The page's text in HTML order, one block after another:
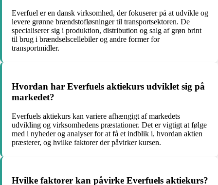
Everfuel er en dansk virksomhed, der fokuserer på at udvikle og
levere grønne brændstofløsninger til transportsektoren. De
specialiserer sig i produktion, distribution og salg af grøn brint
til brug i brændselscellebiler og andre former for
transportmidler.
Hvordan har Everfuels aktiekurs udviklet sig på
markedet?
Everfuels aktiekurs kan variere afhængigt af markedets
udvikling og virksomhedens præstationer. Det er vigtigt at følge
med i nyheder og analyser for at få et indblik i, hvordan aktien
præsterer, og hvilke faktorer der påvirker kursen.
Hvilke faktorer kan påvirke Everfuels aktiekurs?